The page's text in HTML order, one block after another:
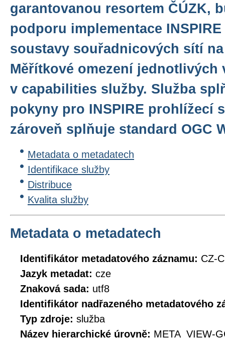
garantovanou resortem ČÚZK,
podporu implementace
soustavy souřadnicových sítí
Měřítkové omezení jednotlivých
v capabilities služby. Služba
pokyny pro INSPIRE prohlížecí
zároveň splňuje standard OGC
Metadata o metadatech
Identifikace služby
Distribuce
Kvalita služby
Metadata o metadatech
Identifikátor metadatového záznamu: CZ-
Jazyk metadat: cze
Znaková sada: utf8
Identifikátor nadřazeného metadatového
Typ zdroje: služba
Název hierarchické úrovně: META_VIEW-